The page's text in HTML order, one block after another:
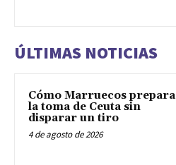
ÚLTIMAS NOTICIAS
Cómo Marruecos prepara
la toma de Ceuta sin
disparar un tiro
4 de agosto de 2026